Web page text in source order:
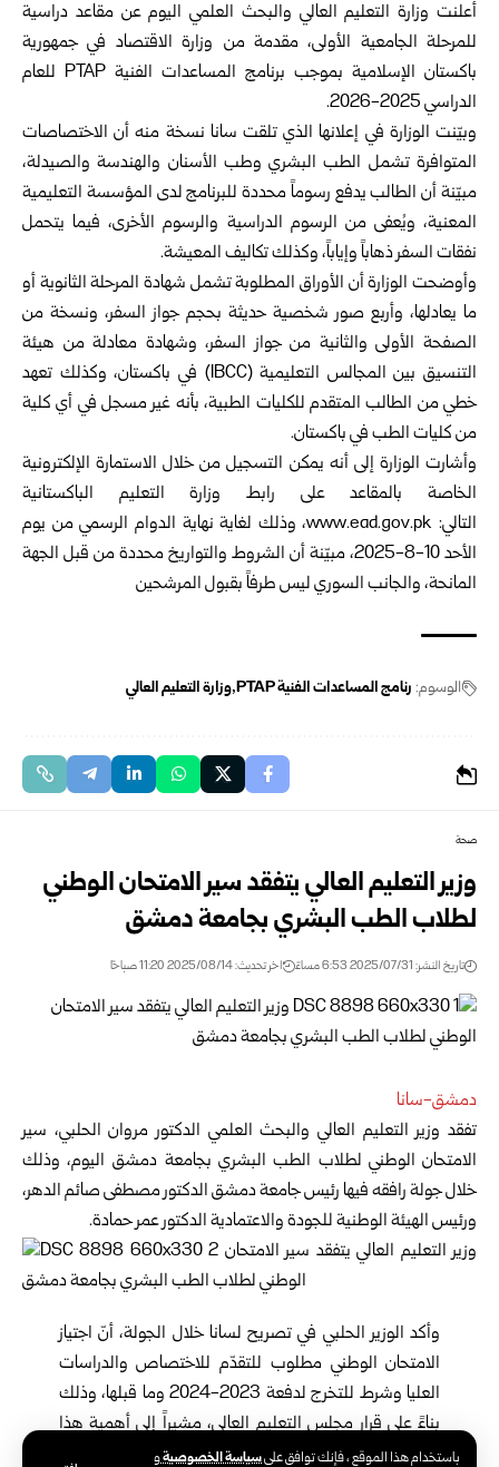
باستخدام هذا الموقع ، فإنك توافق علىسياسة الخصوصيةو
أعلنت وزارة التعليم العالي والبحث العلمي اليوم عن مقاعد دراسية
للمرحلة الجامعية الأولى، مقدمة من وزارة الاقتصاد في جمهورية
باكستان الإسلامية بموجب برنامج المساعدات الفنية PTAP للعام
الدراسي 2025-2026.
وبيّنت الوزارة في إعلانها الذي تلقت سانا نسخة منه أن الاختصاصات
المتوافرة تشمل الطب البشري وطب الأسنان والهندسة والصيدلة،
مبيّنة أن الطالب يدفع رسوماً محددة للبرنامج لدى المؤسسة التعليمية
المعنية، ويُعفى من الرسوم الدراسية والرسوم الأخرى، فيما يتحمل
نفقات السفر ذهاباً وإياباً، وكذلك تكاليف المعيشة.
وأوضحت الوزارة أن الأوراق المطلوبة تشمل شهادة المرحلة الثانوية أو
ما يعادلها، وأربع صور شخصية حديثة بحجم جواز السفر، ونسخة من
الصفحة الأولى والثانية من جواز السفر، وشهادة معادلة من هيئة
التنسيق بين المجالس التعليمية (IBCC) في باكستان، وكذلك تعهد
خطي من الطالب المتقدم للكليات الطبية، بأنه غير مسجل في أي كلية
من كليات الطب في باكستان.
وأشارت الوزارة إلى أنه يمكن التسجيل من خلال الاستمارة الإلكترونية
الخاصة بالمقاعد على رابط وزارة التعليم الباكستانية
التالي: www.ead.gov.pk، وذلك لغاية نهاية الدوام الرسمي من يوم
الأحد 10-8-2025، مبيّنة أن الشروط والتواريخ محددة من قبل الجهة
المانحة، والجانب السوري ليس طرفاً بقبول المرشحين
الوسوم: رنامج المساعدات الفنية PTAP وزارة التعليم العالي
صحة
وزير التعليم العالي يتفقد سير الامتحان الوطني
لطلاب الطب البشري بجامعة دمشق
تاريخ النشر: 2025/07/31 6:53 مساءً اخر تحديث: 2025/08/14 11:20 صباحًا
دمشق-سانا
تفقد وزير التعليم العالي والبحث العلمي الدكتور مروان الحلبي، سير
الامتحان الوطني لطلاب الطب البشري بجامعة دمشق اليوم، وذلك
خلال جولة رافقه فيها رئيس جامعة دمشق الدكتور مصطفى صائم الدهر،
ورئيس الهيئة الوطنية للجودة والاعتمادية الدكتور عمر حمادة.
وأكد الوزير الحلبي في تصريح لسانا خلال الجولة، أنّ اجتياز
الامتحان الوطني مطلوب للتقدّم للاختصاص والدراسات
العليا وشرط للتخرج لدفعة 2023-2024 وما قبلها، وذلك
بناءً على قرار مجلس التعليم العالي، مشيراً إلى أهمية هذا
الامتحان في تحقيق مبدأ تكافؤ الفرص وضبط جودة التعليم